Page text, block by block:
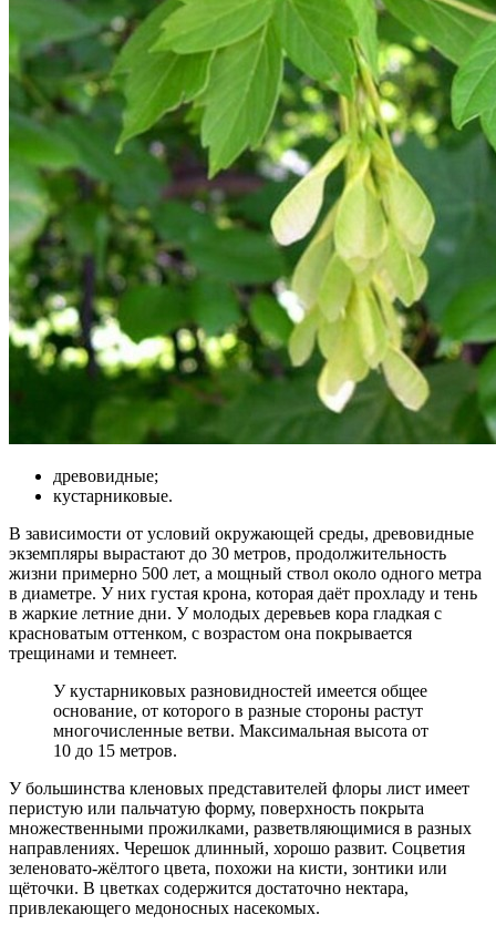
древовидные;
кустарниковые.
В зависимости от условий окружающей среды, древовидные
экземпляры вырастают до 30 метров, продолжительность
жизни примерно 500 лет, а мощный ствол около одного метра
в диаметре. У них густая крона, которая даёт прохладу и тень
в жаркие летние дни. У молодых деревьев кора гладкая с
красноватым оттенком, с возрастом она покрывается
трещинами и темнеет.
У кустарниковых разновидностей имеется общее
основание, от которого в разные стороны растут
многочисленные ветви. Максимальная высота от
10 до 15 метров.
У большинства кленовых представителей флоры лист имеет
перистую или пальчатую форму, поверхность покрыта
множественными прожилками, разветвляющимися в разных
направлениях. Черешок длинный, хорошо развит. Соцветия
зеленовато-жёлтого цвета, похожи на кисти, зонтики или
щёточки. В цветках содержится достаточно нектара,
привлекающего медоносных насекомых.